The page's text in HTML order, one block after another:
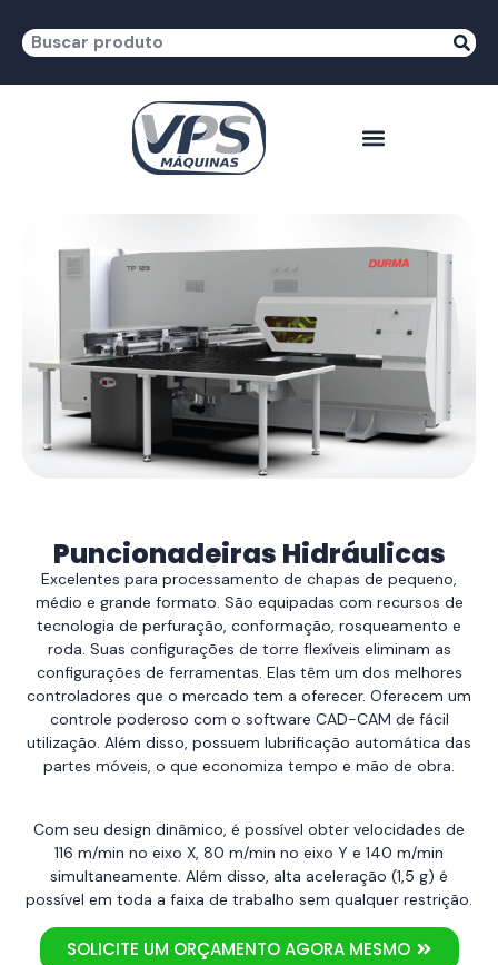
Puncionadeiras Hidráulicas
Excelentes para processamento de chapas de pequeno,
médio e grande formato. São equipadas com recursos de
tecnologia de perfuração, conformação, rosqueamento e
roda. Suas configurações de torre flexíveis eliminam as
configurações de ferramentas. Elas têm um dos melhores
controladores que o mercado tem a oferecer. Oferecem um
controle poderoso com o software CAD-CAM de fácil
utilização. Além disso, possuem lubrificação automática das
partes móveis, o que economiza tempo e mão de obra.
Com seu design dinâmico, é possível obter velocidades de
116 m/min no eixo X, 80 m/min no eixo Y e 140 m/min
simultaneamente. Além disso, alta aceleração (1,5 g) é
possível em toda a faixa de trabalho sem qualquer restrição.
SOLICITE UM ORÇAMENTO AGORA MESMO